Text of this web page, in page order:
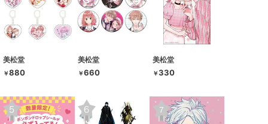
美松堂
￥880
美松堂
￥660
美松堂
￥330